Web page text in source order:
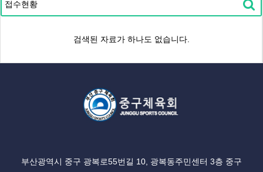
검색된 자료가 하나도 없습니다.
부산광역시 중구 광복로55번길 10, 광복동주민센터 3층 중구